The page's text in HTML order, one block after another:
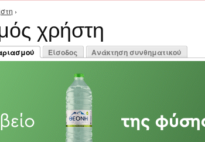
›
χρήστη
Είσοδος Ανάκτηση συνθηματικού